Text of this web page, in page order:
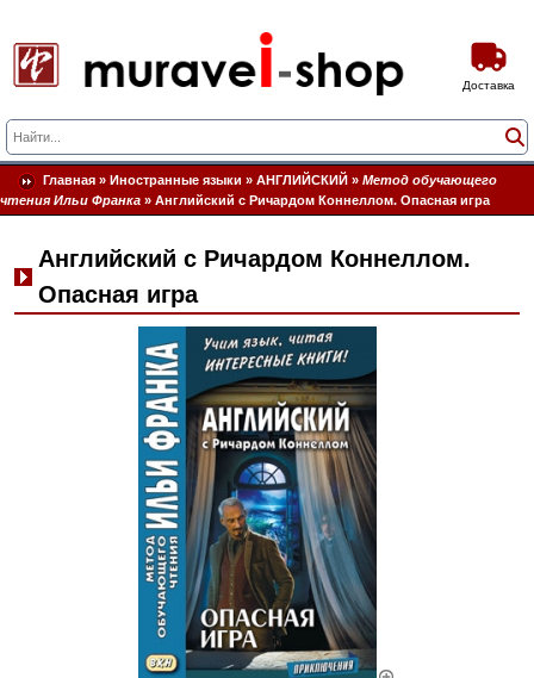
Доставка
Главная » Иностранные языки » АНГЛИЙСКИЙ » Метод обучающего
чтения Ильи Франка » Английский с Ричардом Коннеллом. Опасная игра
Английский с Ричардом Коннеллом.
Опасная игра